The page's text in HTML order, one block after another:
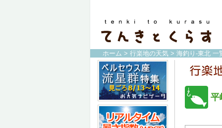
ホーム > 行楽地の天気 > 海釣り-東北 一
平